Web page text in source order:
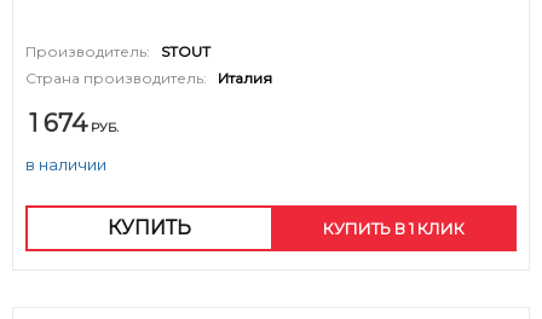
Производитель:
STOUT
Страна производитель:
Италия
1 674 РУБ.
в наличии
КУПИТЬ КУПИТЬ В 1 КЛИК